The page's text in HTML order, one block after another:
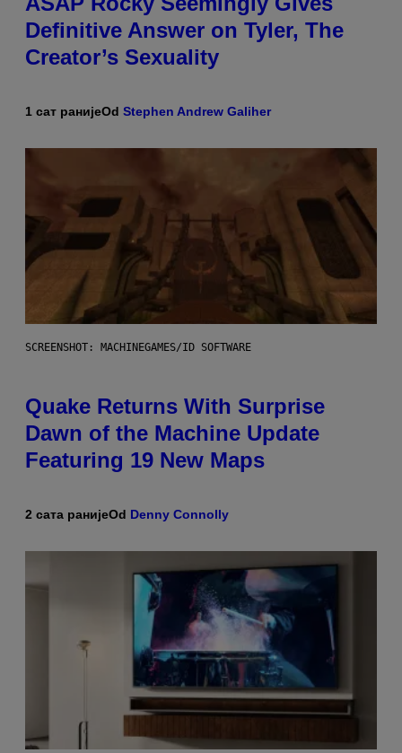
Definitive Answer on Tyler, The
Creator’s Sexuality
1 сат ранијеOd Stephen Andrew Galiher
SCREENSHOT: MACHINEGAMES/ID SOFTWARE
Quake Returns With Surprise
Dawn of the Machine Update
Featuring 19 New Maps
2 сата ранијеOd Denny Connolly